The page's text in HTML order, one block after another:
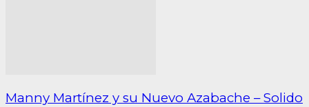
Manny Martínez y su Nuevo Azabache – Solido